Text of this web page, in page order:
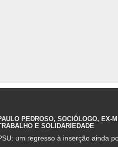
PEDROSO, SOCIÓLOGO, EX-
E SOLIDARIEDADE
um regresso à inserção ainda